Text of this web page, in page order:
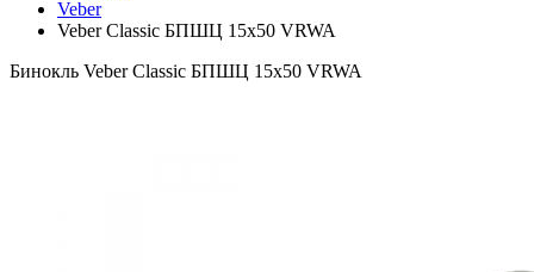
Veber
Veber Classic БПШЦ 15x50 VRWA
Бинокль Veber Classic БПШЦ 15x50 VRWA